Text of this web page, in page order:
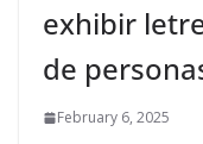
exhibir
de
February 6, 2025